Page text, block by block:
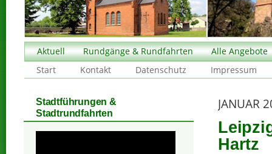
Aktuell Rundgänge & Rundfahrten
Alle Angebote
Start
Kontakt Datenschutz Impressum
JANUAR
Hartz
Stadtführungen &
Stadtrundfahrten